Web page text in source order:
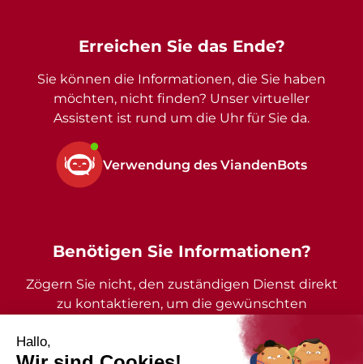
Erreichen Sie das Ende?
Sie können die Informationen, die Sie haben
möchten, nicht finden? Unser virtueller
Assistent ist rund um die Uhr für Sie da.
Verwendung des ViandenBots
Benötigen Sie Informationen?
Zögern Sie nicht, den zuständigen Dienst direkt
zu kontaktieren, um die gewünschten
Auskünfte zu erhalten.